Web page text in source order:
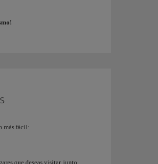
más fácil:
que deseas visitar, junto